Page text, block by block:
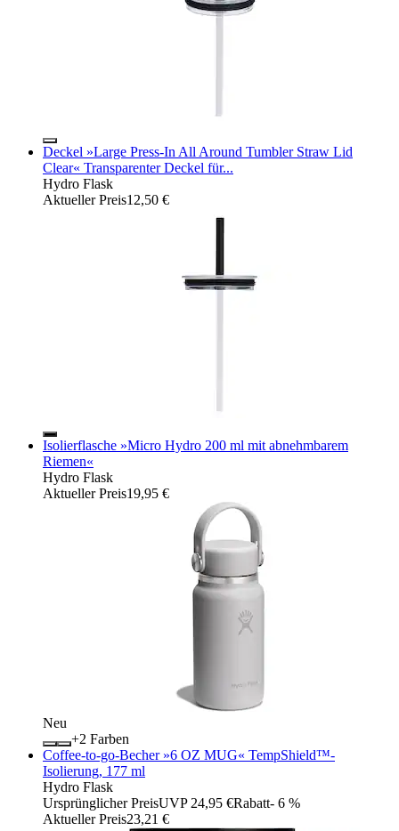
Deckel »Large Press-In All Around Tumbler Straw Lid
Clear« Transparenter Deckel für...
Hydro Flask
Aktueller Preis12,50 €
Isolierflasche »Micro Hydro 200 ml mit abnehmbarem
Riemen«
Hydro Flask
Aktueller Preis19,95 €
Neu
+
Farben
Coffee-to-go-Becher »6 OZ MUG« TempShield™-
Isolierung, 177 ml
Hydro Flask
Ursprünglicher PreisUVP 24,95 €Rabatt- 6 %
Aktueller Preis23,21 €